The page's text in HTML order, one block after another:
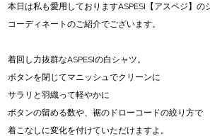
本日は私も愛用しておりますASPESI【アスペジ】の
コーディネートのご紹介でございます。
着回し力抜群なASPESIの白シャツ。
ボタンを閉じてマニッシュでクリーンに
サラリと羽織って軽やかに
ボタンの留める数や、裾のドローコードの絞り方で
着こなしに変化を付けていただけますよ。